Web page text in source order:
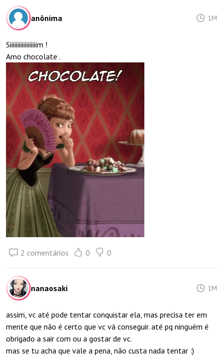
anônima 1M
Siiiiiiiiiiiiiiiiiim !
Amo chocolate .
2 comentários 0 0
nanaosaki 1M
assim, vc até pode tentar conquistar ela, mas precisa ter em
mente que não é certo que vc vá conseguir. até pq ninguém é
obrigado a sair com ou a gostar de vc.
mas se tu acha que vale a pena, não custa nada tentar :)